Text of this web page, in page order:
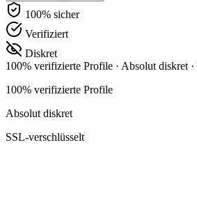
100% sicher
Verifiziert
Diskret
100% verifizierte Profile · Absolut diskret ·
100% verifizierte Profile
Absolut diskret
SSL-verschlüsselt